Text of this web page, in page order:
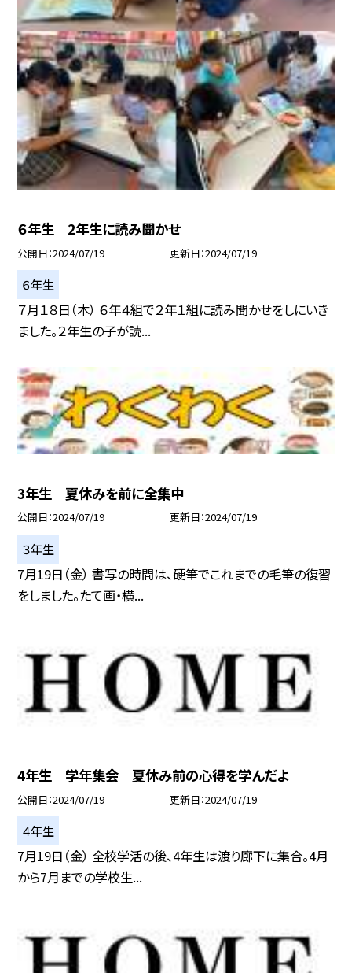
６年生 2年生に読み聞かせ
公開日 2024/07/19 更新日 2024/07/19
６年生
７月１８日（木） ６年４組で２年１組に読み聞かせをしにいき
ました。２年生の子が読...
3年生 夏休みを前に全集中
公開日 2024/07/19 更新日 2024/07/19
３年生
7月19日（金） 書写の時間は、硬筆でこれまでの毛筆の復習
をしました。たて画・横...
4年生 学年集会 夏休み前の心得を学んだよ
公開日 2024/07/19 更新日 2024/07/19
４年生
7月19日（金） 全校学活の後、4年生は渡り廊下に集合。4月
から7月までの学校生...